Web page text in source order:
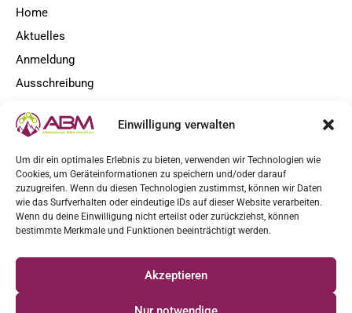
Einwilligung verwalten
Um dir ein optimales Erlebnis zu bieten, verwenden wir Technologien wie
Cookies, um Geräteinformationen zu speichern und/oder darauf
zuzugreifen. Wenn du diesen Technologien zustimmst, können wir Daten
wie das Surfverhalten oder eindeutige IDs auf dieser Website verarbeiten.
Wenn du deine Einwilligung nicht erteilst oder zurückziehst, können
bestimmte Merkmale und Funktionen beeinträchtigt werden.
Akzeptieren
Home
Aktuelles
Anmeldung
Ausschreibung
Ja, ich möchte News und Updates erhalten und habe die
Datenschutzerklärung zur Kenntnis genommen.